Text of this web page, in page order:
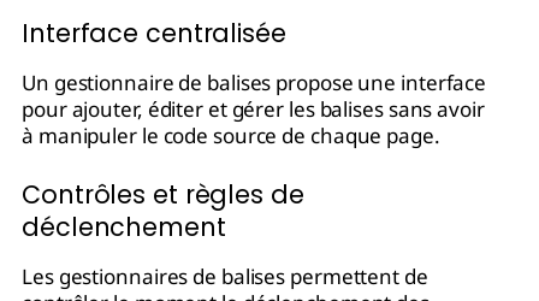
Interface centralisée
Un gestionnaire de balises propose une interface
pour ajouter, éditer et gérer les balises sans avoir
à manipuler le code source de chaque page.
Contrôles et règles de
déclenchement
Les gestionnaires de balises permettent de